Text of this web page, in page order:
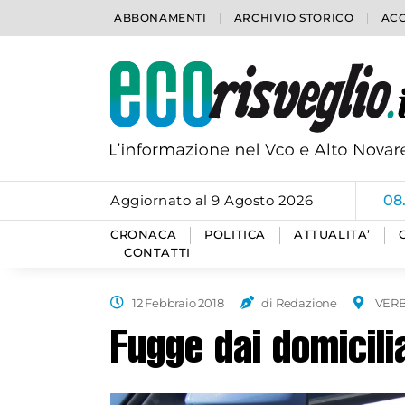
ABBONAMENTI ARCHIVIO STORICO
Aggiornato al 9 Agosto 2026
CRONACA POLITICA ATTUALITA’
CONTATTI
12 Febbraio 2018 di Redazione
Fugge dai